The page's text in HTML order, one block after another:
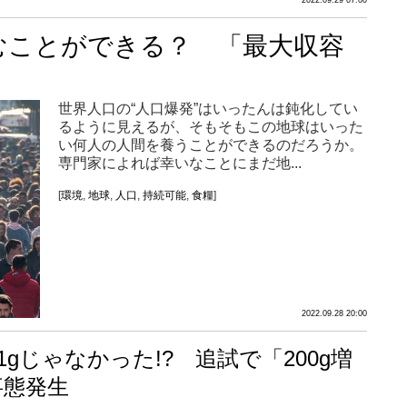
ことができる？ 「最大収容
世界人口の“人口爆発”はいったんは鈍化してい
るように見えるが、そもそもこの地球はいった
い何人の人間を養うことができるのだろうか。
専門家によれば幸いなことにまだ地...
[環境, 地球, 人口 , 持続可能, 食糧]
2022.09.28 20:00
じゃなかった!? 追試で「200g増
発生